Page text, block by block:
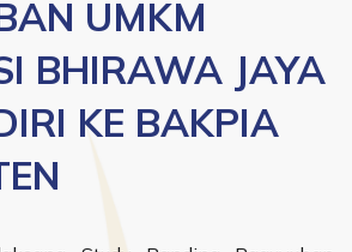
UMKM
BHIRAWA JAYA
KE BAKPIA